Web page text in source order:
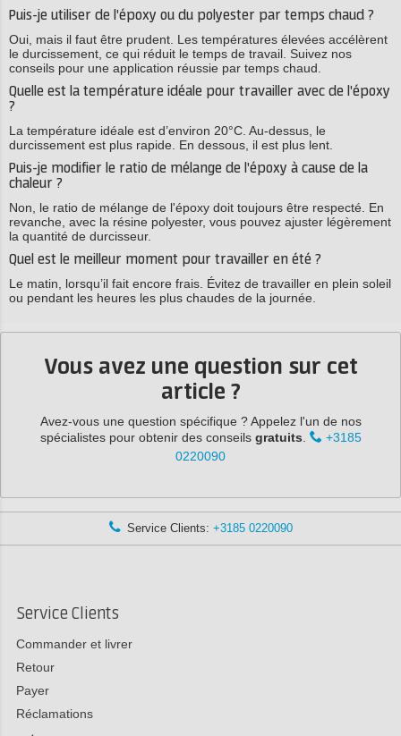
Puis-je utiliser de l'époxy ou du polyester par temps chaud ?
Oui, mais il faut être prudent. Les températures élevées accélèrent
le durcissement, ce qui réduit le temps de travail. Suivez nos
conseils pour une application réussie par temps chaud.
Quelle est la température idéale pour travailler avec de l'époxy
?
La température idéale est d’environ 20°C. Au-dessus, le
durcissement est plus rapide. En dessous, il est plus lent.
Puis-je modifier le ratio de mélange de l'époxy à cause de la
chaleur ?
Non, le ratio de mélange de l'époxy doit toujours être respecté. En
revanche, avec la résine polyester, vous pouvez ajuster légèrement
la quantité de durcisseur.
Quel est le meilleur moment pour travailler en été ?
Le matin, lorsqu’il fait encore frais. Évitez de travailler en plein soleil
ou pendant les heures les plus chaudes de la journée.
Vous avez une question sur cet
article ?
Avez-vous une question spécifique ? Appelez l'un de nos
spécialistes pour obtenir des conseils gratuits
+3185
0220090
Service Clients: +3185 0220090
Service Clients
Commander et livrer
Retour
Payer
Réclamations